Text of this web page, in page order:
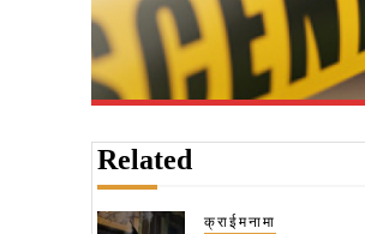
Related
क्राईमनामा